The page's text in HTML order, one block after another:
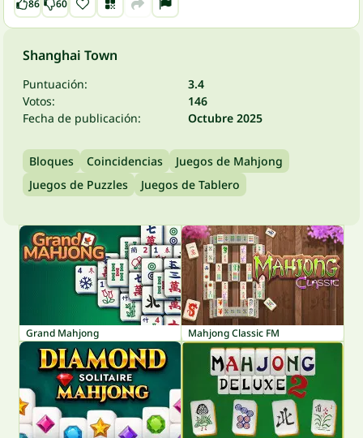
86 60
Shanghai Town
Puntuación:
3.4
Votos:
146
Fecha de publicación:
Octubre 2025
Bloques Coincidencias
Juegos de Mahjong
Juegos de Puzzles
Juegos de Tablero
Grand Mahjong Mahjong Classic FM